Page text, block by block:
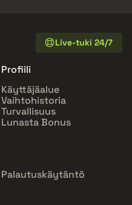
Live-tuki 24/7
Profiili
Käyttäjäalue
Vaihtohistoria
Turvallisuus
Lunasta Bonus
Palautuskäytäntö